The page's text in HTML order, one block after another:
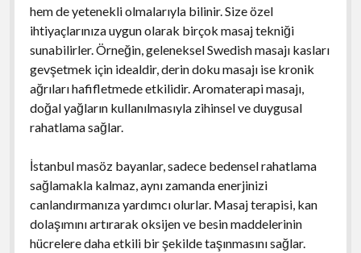
hem de yetenekli olmalarıyla bilinir. Size özel
ihtiyaçlarınıza uygun olarak birçok masaj tekniği
sunabilirler. Örneğin, geleneksel Swedish masajı kasları
gevşetmek için idealdir, derin doku masajı ise kronik
ağrıları hafifletmede etkilidir. Aromaterapi masajı,
doğal yağların kullanılmasıyla zihinsel ve duygusal
rahatlama sağlar.
İstanbul masöz bayanlar, sadece bedensel rahatlama
sağlamakla kalmaz, aynı zamanda enerjinizi
canlandırmanıza yardımcı olurlar. Masaj terapisi, kan
dolaşımını artırarak oksijen ve besin maddelerinin
hücrelere daha etkili bir şekilde taşınmasını sağlar.